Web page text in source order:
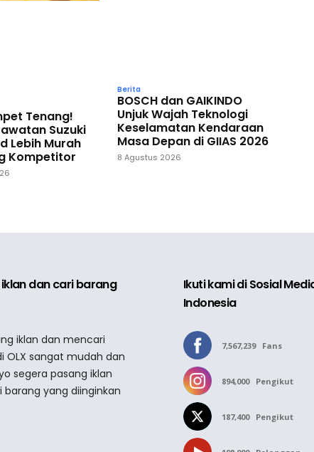
Tenang!
Suzuki
Lebih Murah
Kompetitor
Berita
BOSCH dan GAIKINDO
Unjuk Wajah Teknologi
Keselamatan Kendaraan
Masa Depan di GIIAS 2026
8 Agustus 2026
dan cari barang
iklan dan mencari
OLX sangat mudah dan
segera pasang iklan
barang yang diinginkan
Ikuti kami di Sosial
Indonesia
7,567,239 Fans
894,000 Pengikut
187,400 Pengikut